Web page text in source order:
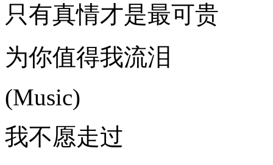
只有真情才是最可贵
为你值得我流泪
(Music)
我不愿走过